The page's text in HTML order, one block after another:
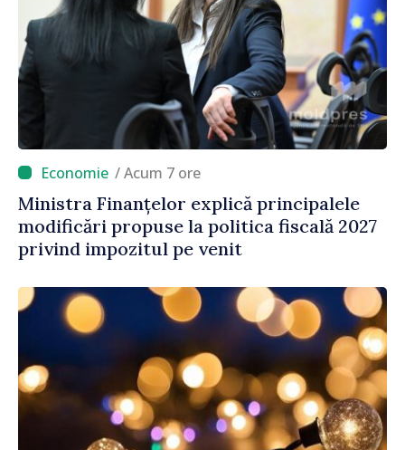
/ Acum 7 ore
Ministra Finanțelor explică principalele
modificări propuse la politica fiscală 2027
privind impozitul pe venit